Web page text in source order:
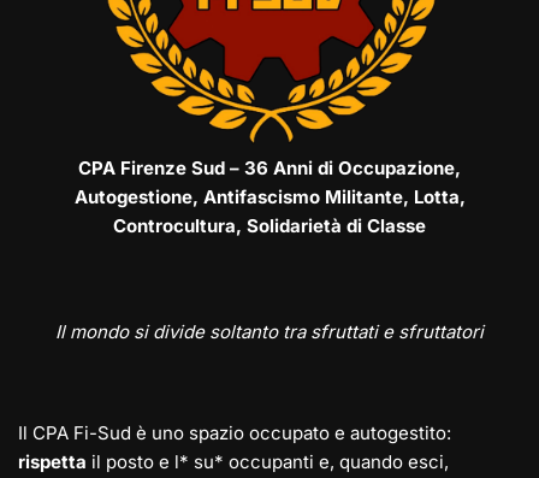
CPA Firenze Sud – 36 Anni di Occupazione,
Autogestione, Antifascismo Militante, Lotta,
Controcultura, Solidarietà di Classe
Il mondo si divide soltanto tra sfruttati e sfruttatori
Il CPA Fi-Sud è uno spazio occupato e autogestito:
rispetta il posto e l* su* occupanti e, quando esci,